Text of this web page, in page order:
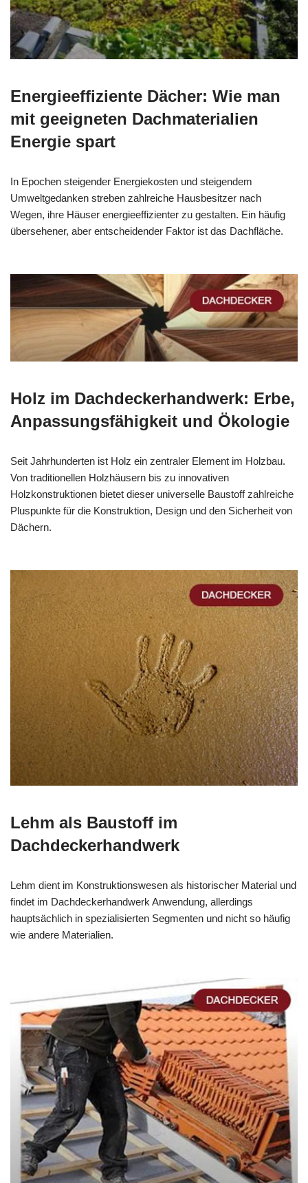
Energieeffiziente Dächer: Wie man
mit geeigneten Dachmaterialien
Energie spart
In Epochen steigender Energiekosten und steigendem
Umweltgedanken streben zahlreiche Hausbesitzer nach
Wegen, ihre Häuser energieeffizienter zu gestalten. Ein häufig
übersehener, aber entscheidender Faktor ist das Dachfläche.
Holz im Dachdeckerhandwerk: Erbe,
Anpassungsfähigkeit und Ökologie
Seit Jahrhunderten ist Holz ein zentraler Element im Holzbau.
Von traditionellen Holzhäusern bis zu innovativen
Holzkonstruktionen bietet dieser universelle Baustoff zahlreiche
Pluspunkte für die Konstruktion, Design und den Sicherheit von
Dächern.
Lehm als Baustoff im
Dachdeckerhandwerk
Lehm dient im Konstruktionswesen als historischer Material und
findet im Dachdeckerhandwerk Anwendung, allerdings
hauptsächlich in spezialisierten Segmenten und nicht so häufig
wie andere Materialien.